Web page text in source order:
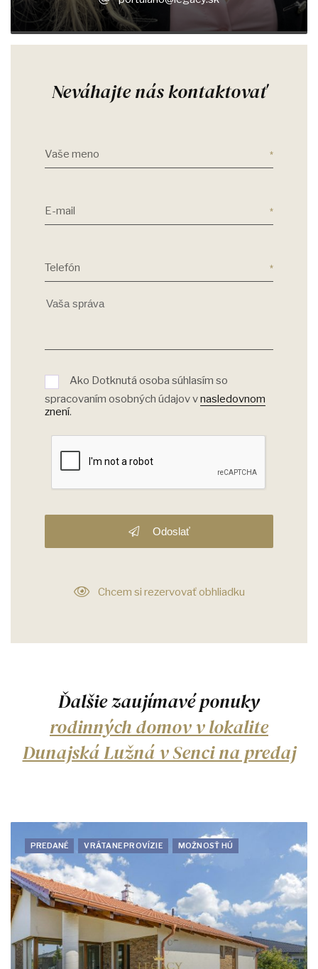
Neváhajte nás kontaktovať
Vaše meno
E-mail
Telefón
Ako Dotknutá osoba súhlasím so
spracovaním osobných údajov vnasledovnom
znení.
Odoslať
Chcem si rezervovať obhliadku
Ďalšie zaujímavé ponuky
rodinných domov v lokalite
Dunajská Lužná v Senci na predaj
PREDANÉ VRÁTANE PROVÍZIE MOŽNOSŤ HÚ